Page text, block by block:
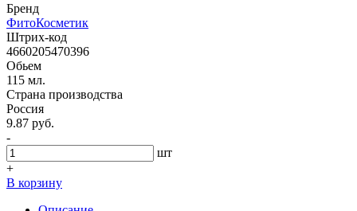
Бренд
ФитоКосметик
Штрих-код
4660205470396
Обьем
115 мл.
Страна производства
Россия
9.87 руб.
-
шт
+
В корзину